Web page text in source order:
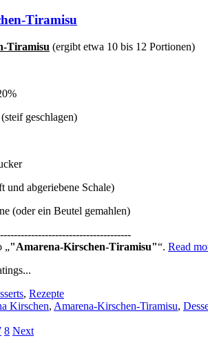
Tiramisu
Tiramisu (ergibt etwa 10 bis 12 Portionen)
geschlagen)
und abgeriebene Schale)
(oder ein Beutel gemahlen)
"Amarena-Kirschen-Tiramisu" . Read
, Rezepte
Kirschen, Amarena-Kirschen-Tiramisu,
8 Next